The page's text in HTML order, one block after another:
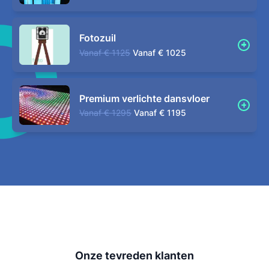
Fotozuil
Vanaf € 1125 Vanaf € 1025
Premium verlichte dansvloer
Vanaf € 1295 Vanaf € 1195
Onze tevreden klanten